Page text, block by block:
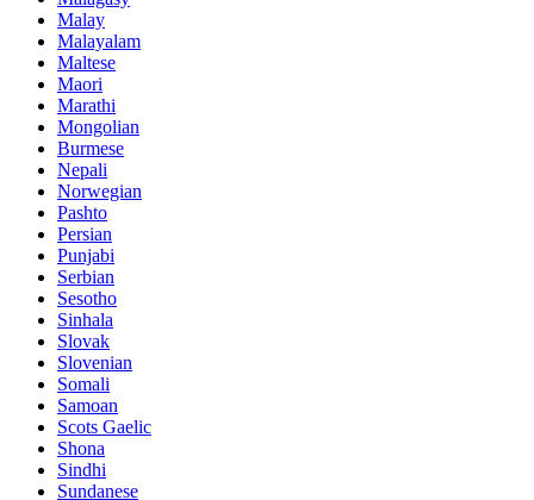
Malay
Malayalam
Maltese
Maori
Marathi
Mongolian
Burmese
Nepali
Norwegian
Pashto
Persian
Punjabi
Serbian
Sesotho
Sinhala
Slovak
Slovenian
Somali
Samoan
Scots Gaelic
Shona
Sindhi
Sundanese